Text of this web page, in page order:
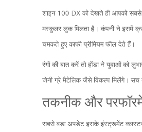
शाइन 100 DX को देखते ही आपको
मस्कुलर लुक मिलता है। कंपनी ने इसमें
चमकते हुए काफी प्रीमियम फील देते हैं।
रंगों की बात करें तो होंडा ने युवाओं को
जेनी ग्रे मैटेलिक जैसे विकल्प मिलेंगे। सच
तकनीक और
सबसे बड़ा अपडेट इसके इंस्ट्रूमेंट क्लस्टर